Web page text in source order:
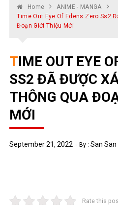
Home
ANIME - MANGA
Time Out Eye Of Edens Zero Ss2
Đoạn Giới Thiệu Mới
TIME OUT EYE OF EDENS ZERO
SS2 ĐÃ ĐƯỢC
THÔNG QUA
MỚI
September 21, 2022 By :San San
Rate this